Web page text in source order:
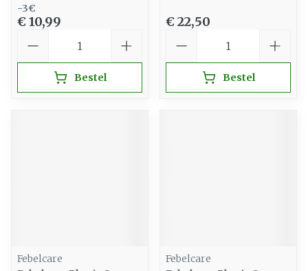
-3€
€ 10,99
Bestel
€ 22,50
Bestel
Febelcare
Febelcare